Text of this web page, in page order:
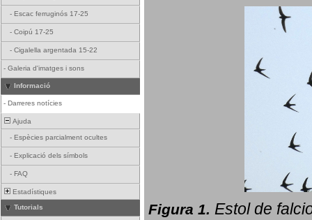
- Escac ferruginós 17-25
- Coipú 17-25
- Cigalella argentada 15-22
- Galeria d'imatges i sons
Informació
- Darreres notícies
Ajuda
- Espècies parcialment ocultes
- Explicació dels símbols
- FAQ
Estadístiques
Tutorials
Figura 1. Estol de